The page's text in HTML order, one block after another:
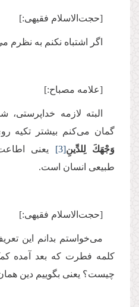
[حجت‌الاسلام فقیهی:]
اگر اشتباه نکنم به نظرم
[علامه مصباح:]
البته لازمه
گمان می‌کنم بیشتر تکیه
وَجْهَكَ لِلدِّينِ[3] یعنی
طبیعی انسان است.
[حجت‌الاسلام فقیهی:]
می‌خواستم بدانم این
کلمه فطرت که بعد آمده
چیست؟ یعنی بگوییم دین